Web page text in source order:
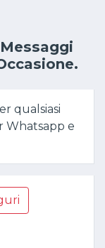
qualsiasi
Whatsapp e